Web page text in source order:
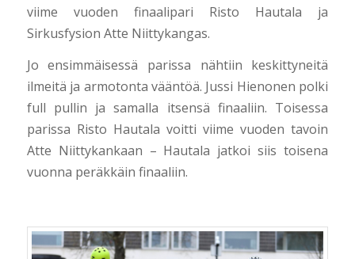
viime vuoden finaalipari Risto Hautala ja
Sirkusfysion Atte Niittykangas.
Jo ensimmäisessä parissa nähtiin keskittyneitä
ilmeitä ja armotonta vääntöä. Jussi Hienonen polki
full pullin ja samalla itsensä finaaliin. Toisessa
parissa Risto Hautala voitti viime vuoden tavoin
Atte Niittykankaan – Hautala jatkoi siis toisena
vuonna peräkkäin finaaliin.